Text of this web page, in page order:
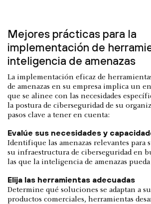
Mejores prácticas para la
implementación de
inteligencia de amenazas
La implementación eficaz de
de amenazas en su empresa implica un
que se alinee con las necesidades
la postura de ciberseguridad de su
pasos clave a tener en cuenta:
Evalúe sus necesidades y
Identifique las amenazas relevantes para
su infraestructura de ciberseguridad en
las que la inteligencia de amenazas
Elija las herramientas adecuadas
Determine qué soluciones se adaptan a
productos comerciales, herramientas